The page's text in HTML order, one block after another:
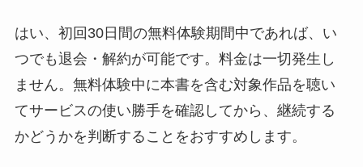
はい、初回30日間の無料体験期間中であれば、い
つでも退会・解約が可能です。料金は一切発生し
ません。無料体験中に本書を含む対象作品を聴い
てサービスの使い勝手を確認してから、継続する
かどうかを判断することをおすすめします。